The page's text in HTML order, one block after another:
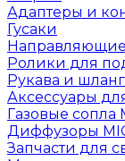
Адаптеры и
Гусаки
Направляющие
Ролики для
Рукава и
Аксессуары
Газовые сопла
Диффузоры
Запчасти для